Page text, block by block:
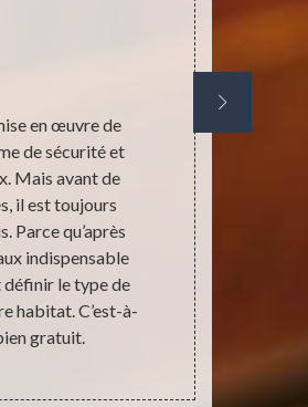
en œuvre de
de sécurité et
Mais avant de
il est toujours
Parce qu’après
indispensable
le type de
habitat. C’est-à-
gratuit.